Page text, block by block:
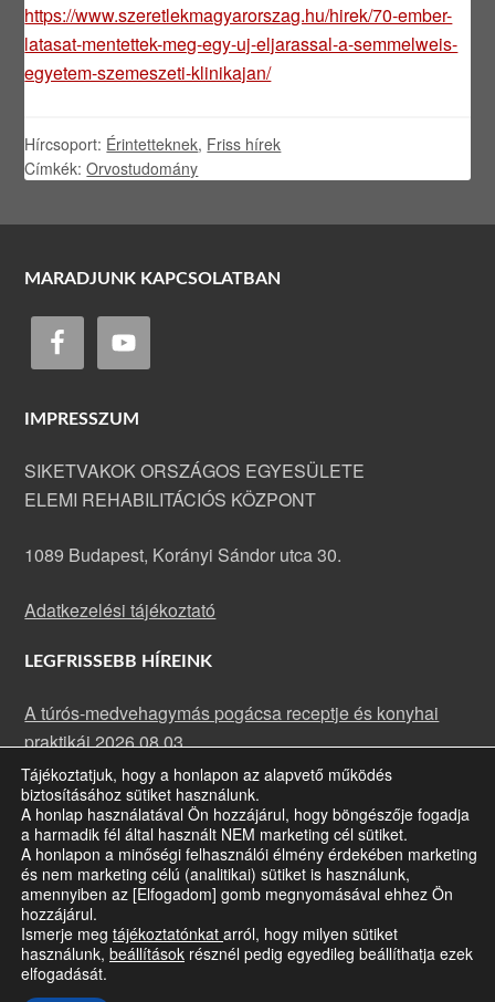
https://www.szeretlekmagyarorszag.hu/hirek/70-ember-
latasat-mentettek-meg-egy-uj-eljarassal-a-semmelweis-
egyetem-szemeszeti-klinikajan/
Hírcsoport: Érintetteknek, Friss hírek
Címkék:Orvostudomány
MARADJUNK KAPCSOLATBAN
IMPRESSZUM
SIKETVAKOK ORSZÁGOS EGYESÜLETE
ELEMI REHABILITÁCIÓS KÖZPONT
1089 Budapest, Korányi Sándor utca 30.
Adatkezelési tájékoztató
LEGFRISSEBB HÍREINK
A túrós-medvehagymás pogácsa receptje és konyhai
praktikái2026.08.03.
A rakott karfiol receptje és konyhai praktikái2026.07.13.
Májusi rehabilitációs klub: fókuszban a szemünk
egészsége2026.07.09.
A honlap jogtulajdonosa a Siketvakok Országos Egyesülete ·
jogok fenntartva· Copyright © 2026
A honlap az Emberi Erőforrások Minisztériuma (EMMI) és a Slachta
Tájékoztatjuk, hogy a honlapon az alapvető működés
biztosításához sütiket használunk.
A honlap használatával Ön hozzájárul, hogy böngészője fogadja
a harmadik fél által használt NEM marketing cél sütiket.
A honlapon a minőségi felhasználói élmény érdekében marketing
és nem marketing célú (analitikai) sütiket is használunk,
amennyiben az [Elfogadom] gomb megnyomásával ehhez Ön
hozzájárul.
Ismerje meg tájékoztatónkat arról, hogy milyen sütiket
használunk, beállítások résznél pedig egyedileg beállíthatja ezek
elfogadását.